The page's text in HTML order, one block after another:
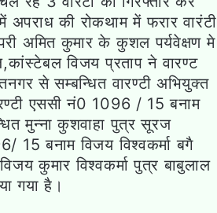
की रोकथाम में फरार वारंटी
अमित कुमार के कुशल पर्यवेक्षण मे
विजय प्रताप ने वारण्ट
से सम्बन्धित वारण्टी अभियुक्त
एससी नं0 1096 / 15 बनाम
मुन्ना कुशवाहा पुत्र सूरज
15 बनाम विजय विश्वकर्मा बगै
कुमार विश्वकर्मा पुत्र बाबुलाल
गया है।